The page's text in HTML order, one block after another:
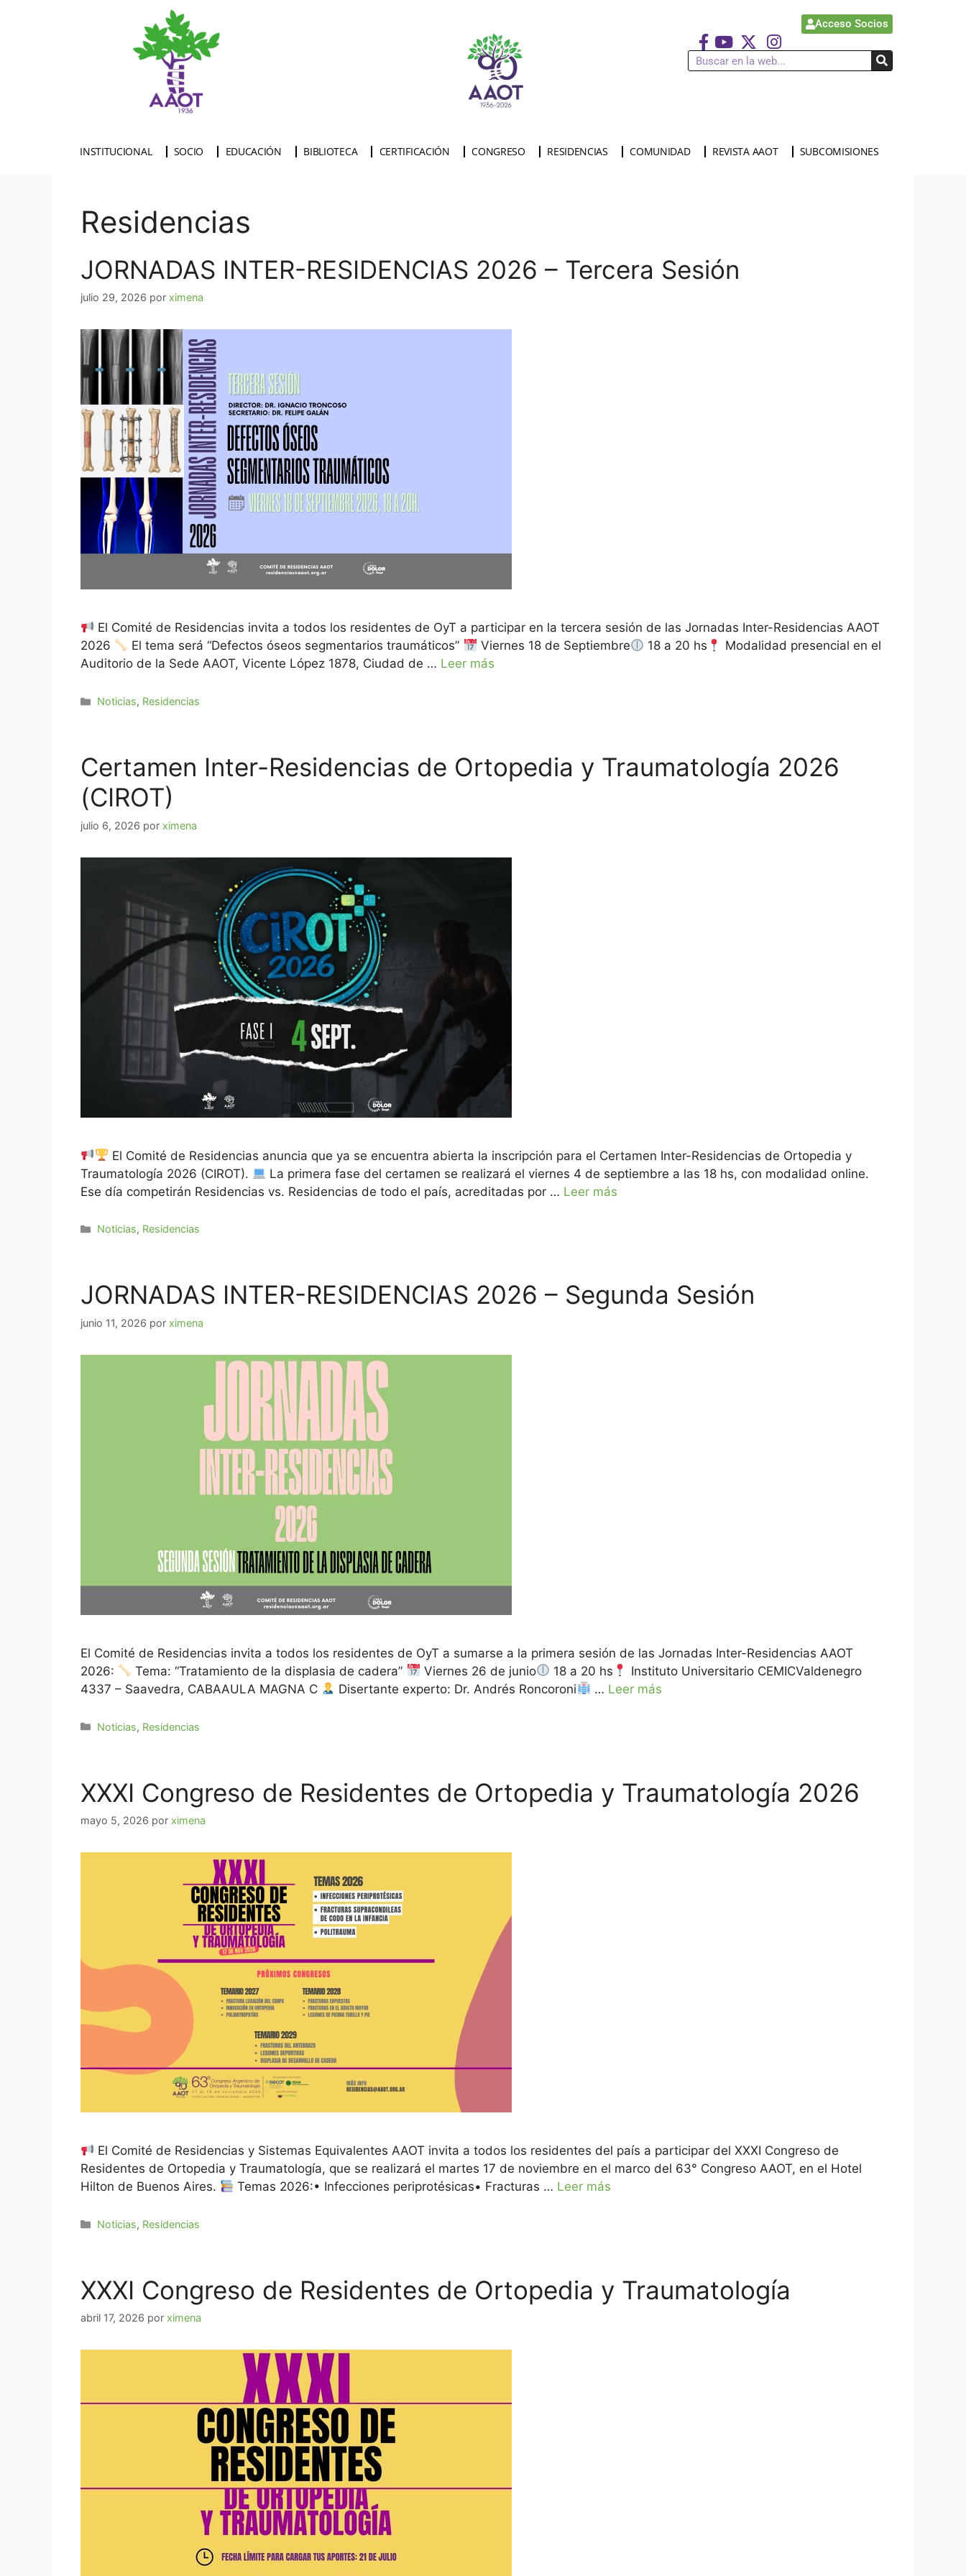
Acceso Socios
INSTITUCIONAL SOCIO EDUCACIÓN BIBLIOTECA CERTIFICACIÓN CONGRESO RESIDENCIAS COMUNIDAD REVISTA AAOT SUBCOMISIONES
Residencias
JORNADAS INTER-RESIDENCIAS 2026 – Tercera Sesión
julio 29, 2026 por ximena
El Comité de Residencias invita a todos los residentes de OyT a participar en la tercera sesión de las Jornadas Inter-Residencias AAOT
2026
El tema será “Defectos óseos segmentarios traumáticos” Viernes 18 de Septiembre 18 a 20 hs
Modalidad presencial en el
Auditorio de la Sede AAOT, Vicente López 1878, Ciudad de … Leer más
Noticias, Residencias
Certamen Inter-Residencias de Ortopedia y Traumatología 2026
(CIROT)
julio 6, 2026 por ximena
El Comité de Residencias anuncia que ya se encuentra abierta la inscripción para el Certamen Inter-Residencias de Ortopedia y
Traumatología 2026 (CIROT).
La primera fase del certamen se realizará el viernes 4 de septiembre a las 18 hs, con modalidad online.
Ese día competirán Residencias vs. Residencias de todo el país, acreditadas por … Leer más
Noticias, Residencias
JORNADAS INTER-RESIDENCIAS 2026 – Segunda Sesión
junio 11, 2026 por ximena
El Comité de Residencias invita a todos los residentes de OyT a sumarse a la primera sesión de las Jornadas Inter-Residencias AAOT
2026:
Tema: “Tratamiento de la displasia de cadera” Viernes 26 de junio 18 a 20 hs
Instituto Universitario CEMICValdenegro
4337 – Saavedra, CABAAULA MAGNA C
Disertante experto: Dr. Andrés Roncoroni … Leer más
Noticias, Residencias
XXXI Congreso de Residentes de Ortopedia y Traumatología 2026
mayo 5, 2026 por ximena
El Comité de Residencias y Sistemas Equivalentes AAOT invita a todos los residentes del país a participar del XXXI Congreso de
Residentes de Ortopedia y Traumatología, que se realizará el martes 17 de noviembre en el marco del 63° Congreso AAOT, en el Hotel
Hilton de Buenos Aires.
Temas 2026:• Infecciones periprotésicas• Fracturas … Leer más
Noticias, Residencias
XXXI Congreso de Residentes de Ortopedia y Traumatología
abril 17, 2026 por ximena